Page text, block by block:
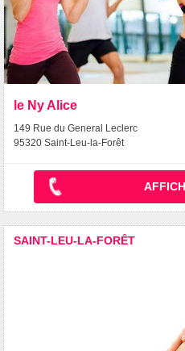
le Ny Alice
149 Rue du General Leclerc
95320 Saint-Leu-la-Forêt
SAINT-LEU-LA-FORÊT